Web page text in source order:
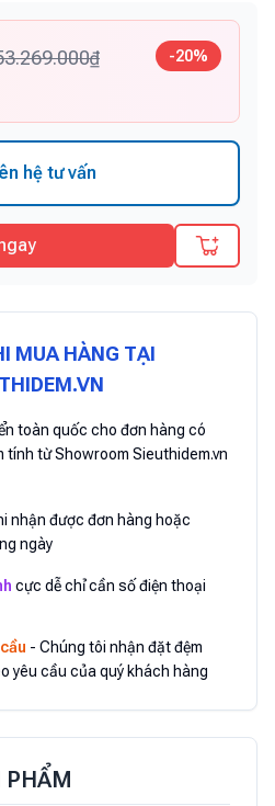
₫ -20%
hệ tư vấn
PHẨM
MUA HÀNG TẠI
toàn quốc cho đơn hàng có
tính từ Showroom Sieuthidem.vn
nhận được đơn hàng hoặc
ngày
cực dễ chỉ cần số điện thoại
- Chúng tôi nhận đặt đệm
yêu cầu của quý khách hàng